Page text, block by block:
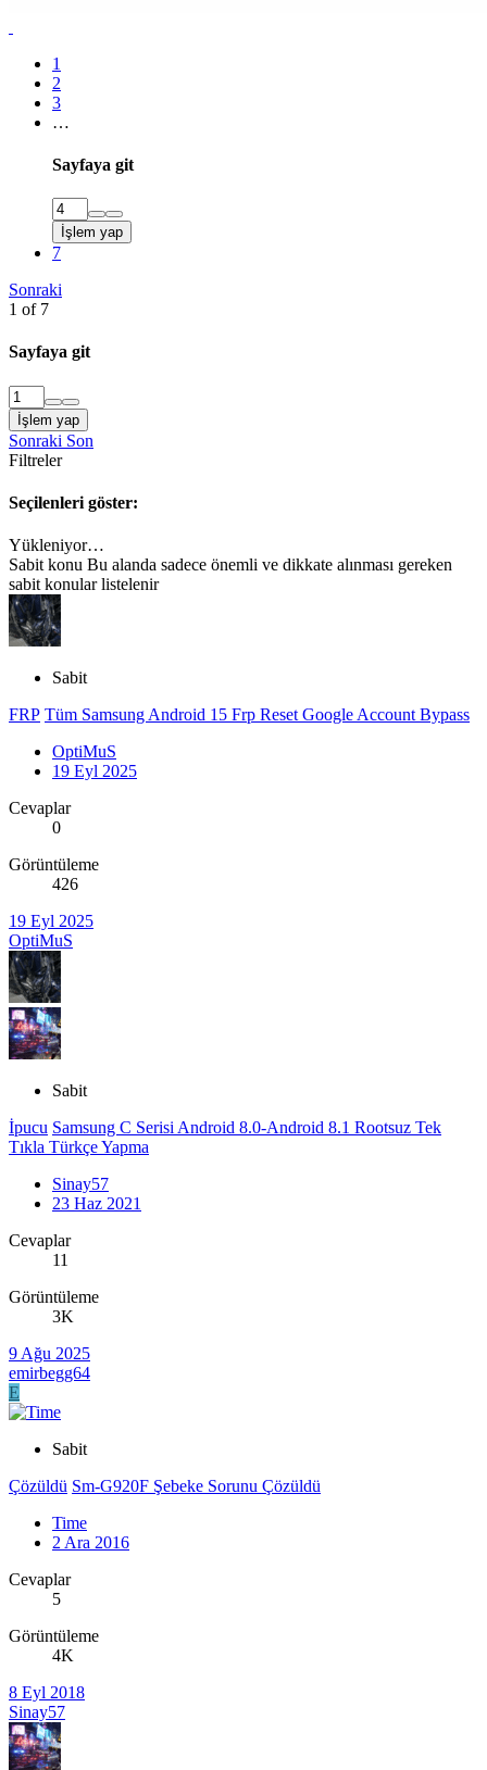
1
2
3
…
Sayfaya git
İşlem yap
7
Sonraki
1 of 7
Sayfaya git
İşlem yap
Sonraki Son
Filtreler
Seçilenleri göster:
Yükleniyor…
Sabit konu Bu alanda sadece önemli ve dikkate alınması gereken
sabit konular listelenir
Sabit
FRP Tüm Samsung Android 15 Frp Reset Google Account Bypass
OptiMuS
19 Eyl 2025
Cevaplar
0
Görüntüleme
426
19 Eyl 2025
OptiMuS
Sabit
İpucu Samsung C Serisi Android 8.0-Android 8.1 Rootsuz Tek
Tıkla Türkçe Yapma
Sinay57
23 Haz 2021
Cevaplar
11
Görüntüleme
3K
9 Ağu 2025
emirbegg64
E
Sabit
Çözüldü Sm-G920F Şebeke Sorunu Çözüldü
Time
2 Ara 2016
Cevaplar
5
Görüntüleme
4K
8 Eyl 2018
Sinay57